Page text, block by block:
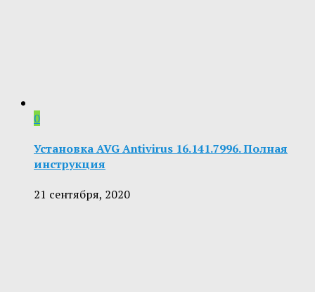
0
Установка AVG Antivirus 16.141.7996. Полная
инструкция
21 сентября, 2020